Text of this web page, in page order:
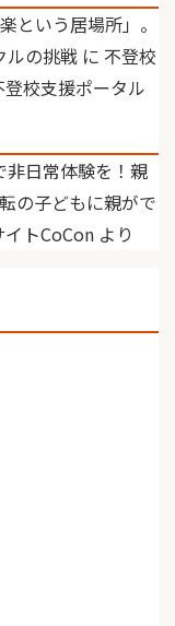
という居場所」。
ルの挑戦 に 不登校
校支援ポータル
非日常体験を！親
の子どもに親がで
トCoCon より